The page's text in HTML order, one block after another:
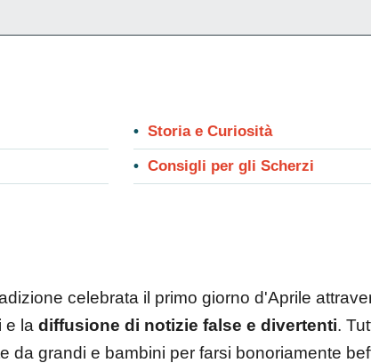
Storia e Curiosità
Consigli per gli Scherzi
celebrata il primo giorno d'Aprile
e la diffusione di notizie false e divertenti.
da grandi e bambini per farsi bonoriamente